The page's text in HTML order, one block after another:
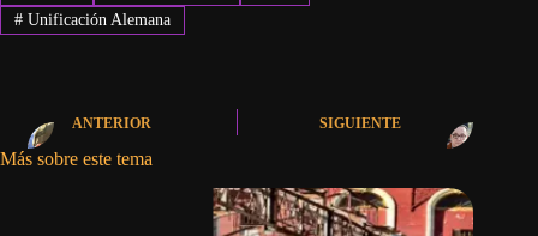
#Unificación Alemana
ANTERIOR SIGUIENTE
Más sobre este tema